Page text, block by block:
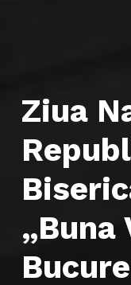
Ziua
„Buna